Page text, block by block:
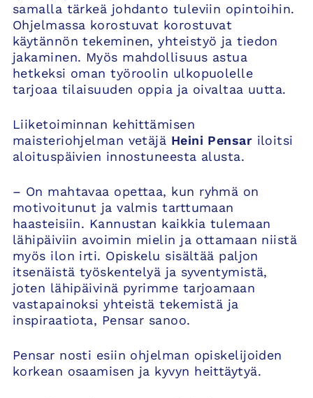
samalla tärkeä johdanto tuleviin opintoihin.
Ohjelmassa korostuvat korostuvat
käytännön tekeminen, yhteistyö ja tiedon
jakaminen. Myös mahdollisuus astua
hetkeksi oman työroolin ulkopuolelle
tarjoaa tilaisuuden oppia ja oivaltaa uutta.
Liiketoiminnan kehittämisen
maisteriohjelman vetäjä Heini Pensar iloitsi
aloituspäivien innostuneesta alusta.
– On mahtavaa opettaa, kun ryhmä on
motivoitunut ja valmis tarttumaan
haasteisiin. Kannustan kaikkia tulemaan
lähipäiviin avoimin mielin ja ottamaan niistä
myös ilon irti. Opiskelu sisältää paljon
itsenäistä työskentelyä ja syventymistä,
joten lähipäivinä pyrimme tarjoamaan
vastapainoksi yhteistä tekemistä ja
inspiraatiota, Pensar sanoo.
Pensar nosti esiin ohjelman opiskelijoiden
korkean osaamisen ja kyvyn heittäytyä.